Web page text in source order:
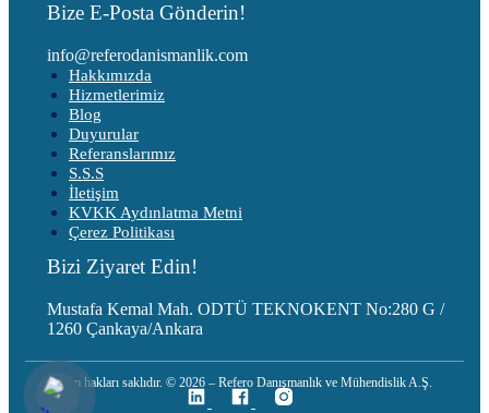
Bize E-Posta Gönderin!
info@referodanismanlik.com
Hakkımızda
Hizmetlerimiz
Blog
Duyurular
Referanslarımız
S.S.S
İletişim
KVKK Aydınlatma Metni
Çerez Politikası
Bizi Ziyaret Edin!
Mustafa Kemal Mah. ODTÜ TEKNOKENT No:280 G /
1260 Çankaya/Ankara
Tüm hakları saklıdır. © 2026 – Refero Danışmanlık ve Mühendislik A.Ş.